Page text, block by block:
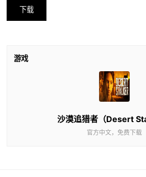
下载
游戏
沙漠追猎者（Desert
官方中文，免费下载